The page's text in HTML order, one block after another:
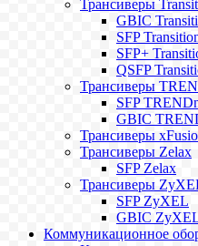
Трансиверы
GBIC
SFP
SFP+
QSFP
Трансиверы
SFP
GBIC
Трансиверы
Трансиверы Zelax
SFP Zelax
Трансиверы
SFP ZyXEL
GBIC
Коммуникационное